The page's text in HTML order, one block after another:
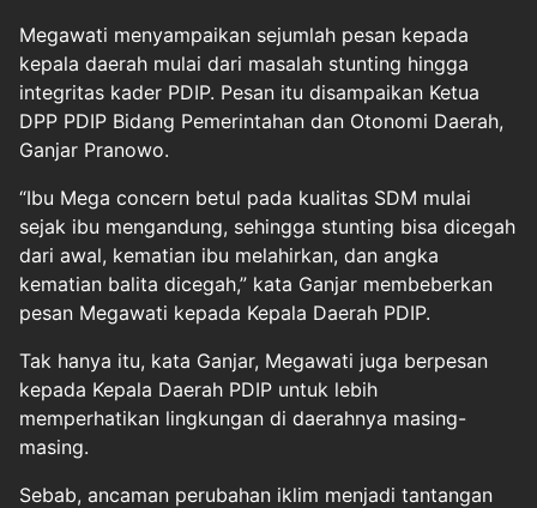
Megawati menyampaikan sejumlah pesan kepada
kepala daerah mulai dari masalah stunting hingga
integritas kader PDIP. Pesan itu disampaikan Ketua
DPP PDIP Bidang Pemerintahan dan Otonomi Daerah,
Ganjar Pranowo.
“Ibu Mega concern betul pada kualitas SDM mulai
sejak ibu mengandung, sehingga stunting bisa dicegah
dari awal, kematian ibu melahirkan, dan angka
kematian balita dicegah,” kata Ganjar membeberkan
pesan Megawati kepada Kepala Daerah PDIP.
Tak hanya itu, kata Ganjar, Megawati juga berpesan
kepada Kepala Daerah PDIP untuk lebih
memperhatikan lingkungan di daerahnya masing-
masing.
Sebab, ancaman perubahan iklim menjadi tantangan